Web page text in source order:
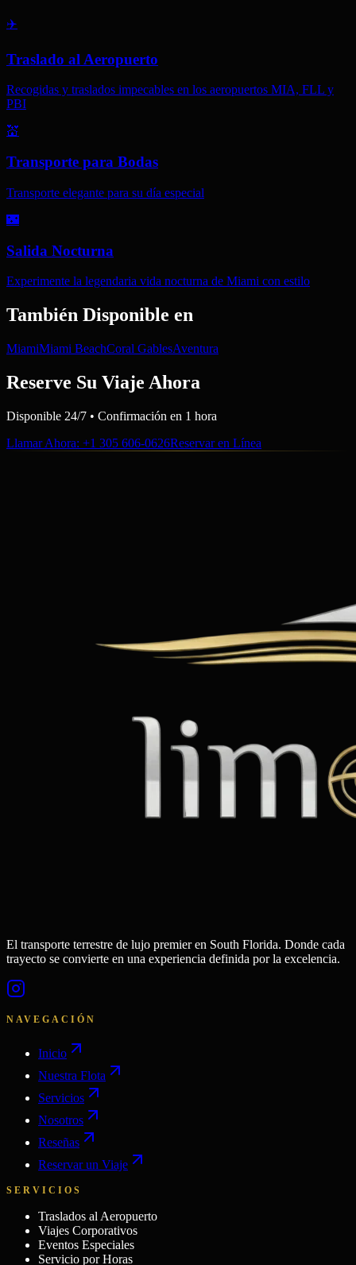
✈️
Traslado al Aeropuerto
Recogidas y traslados impecables en los aeropuertos MIA, FLL y
PBI
💒
Transporte para Bodas
Transporte elegante para su día especial
🌃
Salida Nocturna
Experimente la legendaria vida nocturna de Miami con estilo
También Disponible en
MiamiMiami BeachCoral GablesAventura
Reserve Su Viaje Ahora
Disponible 24/7 • Confirmación en 1 hora
Llamar Ahora: +1 305 606-0626Reservar en Línea
El transporte terrestre de lujo premier en South Florida. Donde cada
trayecto se convierte en una experiencia definida por la excelencia.
NAVEGACIÓN
Inicio
Nuestra Flota
Servicios
Nosotros
Reseñas
Reservar un Viaje
SERVICIOS
Traslados al Aeropuerto
Viajes Corporativos
Eventos Especiales
Servicio por Horas